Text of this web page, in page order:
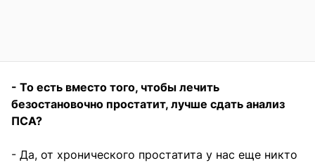
- То есть вместо того, чтобы лечить
безостановочно простатит, лучше сдать анализ
ПСА?
- Да, от хронического простатита у нас еще никто